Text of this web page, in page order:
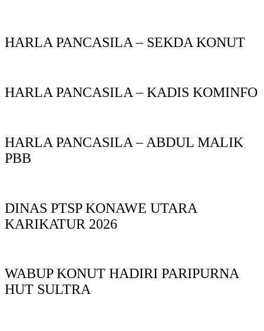
HARLA PANCASILA – SEKDA KONUT
HARLA PANCASILA – KADIS KOMINFO
HARLA PANCASILA – ABDUL MALIK
PBB
DINAS PTSP KONAWE UTARA
KARIKATUR 2026
WABUP KONUT HADIRI PARIPURNA
HUT SULTRA